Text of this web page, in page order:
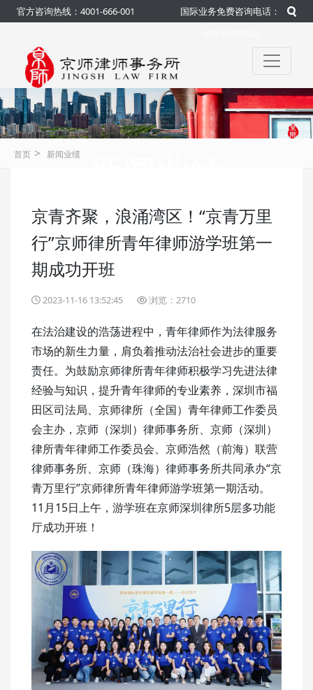
官方咨询热线：4001-666-001
国际业务免费咨询电话：
官方 咨询热线：4001-666-001
首页 > 新闻业绩
京青齐聚，浪涌湾区！“京青万里
行”京师律所青年律师游学班第一
期成功开班
2023-11-16 13:52:45 浏览：2710
在法治建设的浩荡进程中，青年律师作为法律服务
市场的新生力量，肩负着推动法治社会进步的重要
责任。为鼓励京师律所青年律师积极学习先进法律
经验与知识，提升青年律师的专业素养，深圳市福
田区司法局、京师律所（全国）青年律师工作委员
会主办，京师（深圳）律师事务所、京师（深圳）
律所青年律师工作委员会、京师浩然（前海）联营
律师事务所、京师（珠海）律师事务所共同承办“京
青万里行”京师律所青年律师游学班第一期活动。
11月15日上午，游学班在京师深圳律所5层多功能
厅成功开班！